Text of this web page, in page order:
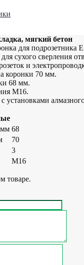
мягкий бетон
для подрозетника
для сухого сверления
и
коронки 70 мм.
68 мм.
М16.
установками
мм 68
70
3
М16
товаре.